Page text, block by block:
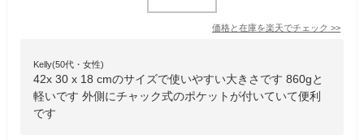
価格と在庫を楽天でチェック >>
Kelly(50代・女性)
42x 30 x 18 cmのサイズで使いやすい大きさです 860gと
軽いです 外側にチャック式のポケットが付いていて便利
です